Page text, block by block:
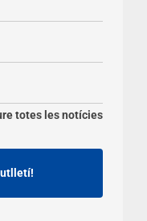
totes les notícies